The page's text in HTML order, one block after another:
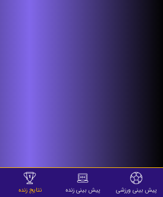
پیش بینی ورزشی پیش بینی زنده نتایج زنده